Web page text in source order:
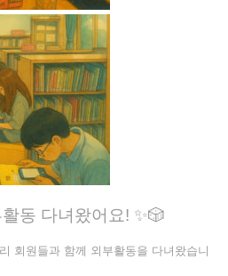
동 다녀왔어요! ✨🎲
회원들과 함께 외부활동을 다녀왔습니